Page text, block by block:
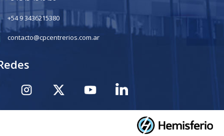
+54 9 3436215380
contacto@cpcentrerios.com.ar